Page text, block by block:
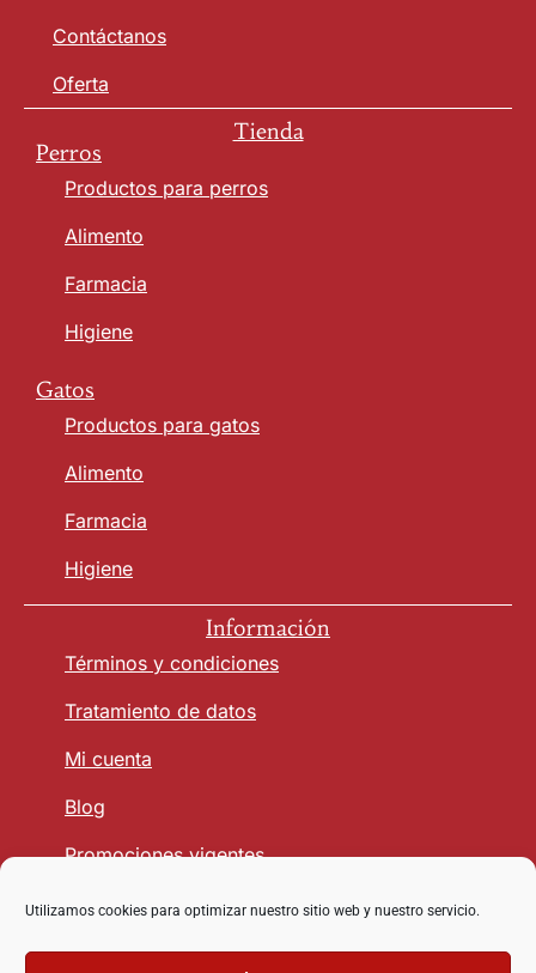
Utilizamos cookies para optimizar nuestro sitio web y nuestro servicio.
Contáctanos
Oferta
Tienda
Perros
Productos para perros
Alimento
Farmacia
Higiene
Gatos
Productos para gatos
Alimento
Farmacia
Higiene
Información
Términos y condiciones
Tratamiento de datos
Mi cuenta
Blog
Promociones vigentes
Seguridad y Confianza